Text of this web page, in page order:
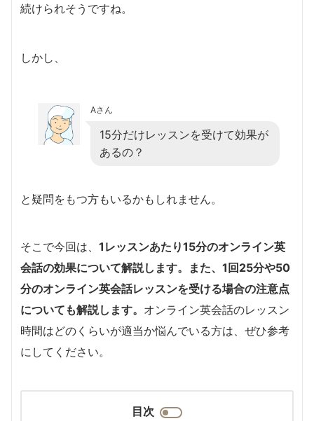
続けられそうですね。
しかし、
Aさん
15分だけレッスンを受けて効果が
あるの？
と疑問をもつ方もいるかもしれません。
そこで今回は、 1レッスンあたり15分のオンライン英
会話の効果について解説します。また、1回25分や50
分のオンライン英会話レッスンを受ける場合の注意点
についても解説します。 オンライン英会話のレッスン
時間はどのくらいが適当か悩んでいる方は、ぜひ参考
にしてください。
目次